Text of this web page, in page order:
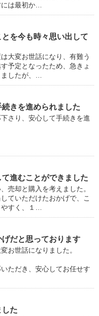
は最初か…
を今も時々思い出して
大変お世話になり、有難う
予定となったため、急きょ
したが、…
きを進められました
さり、安心して手続きを進
進むことができました
売却と購入を考えました。
ていただけたおかげで、こ
すく、１…
だと思っております
お世話になりました。
ただき、安心してお任せす
た